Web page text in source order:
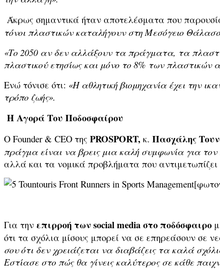
Άκρως σημαντικά ήταν αποτελέσματα που
τόνοι πλαστικών καταλήγουν στη Μεσόγειο
«Το 2050 αν δεν αλλάξουν τα πράγματα, τα
πλαστικού ετησίως και μόνο το 8% των
Ενώ τόνισε ότι: «Η αθλητική βιομηχανία έχει την
τρόπο ζωής».
Η Αγορά Του Ποδοσφαίρου
Ο Founder & CEO της PROSPORT, κ. Πασχάλης
πράγμα είναι να βρεις μια καλή συμφωνία για
αλλά και τα νομικά προβλήματα που
Για την επιρροή τωνsocialmediaστο ποδόσφαιρο
ότι τα σχόλια μίσους μπορεί να σε επηρεάσουν σε
σου ότι δεν χρειάζεται να διαβάζεις τα καλά
Εστίασε στο πώς θα γίνεις καλύτερος σε κάθε